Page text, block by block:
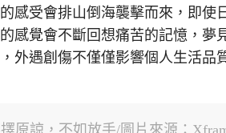
感受會排山倒海襲擊而來，即使
感覺會不斷回想痛苦的記憶，夢
外遇創傷不僅僅影響個人生活品